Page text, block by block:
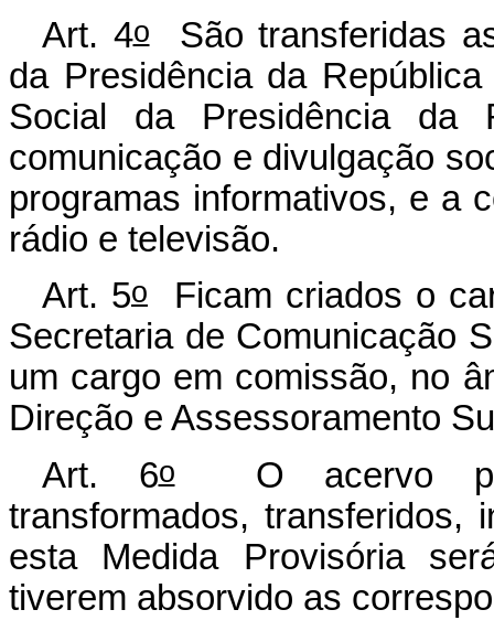
Art. 4oSão transferidas
da Presidência da
Social da Presidência da
comunicação e divulgação
programas informativos, e a
rádio e televisão.
Art. 5o
Ficam criados o
Secretaria de Comunicação
um cargo em comissão, no
Direção e Assessoramento
Art. 6oO acervo
transformados, transferidos,
esta Medida Provisória
tiverem absorvido as